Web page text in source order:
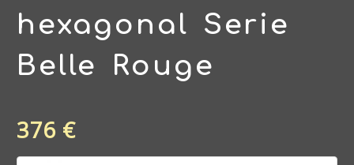
hexagonal Serie
Belle Rouge
376 €